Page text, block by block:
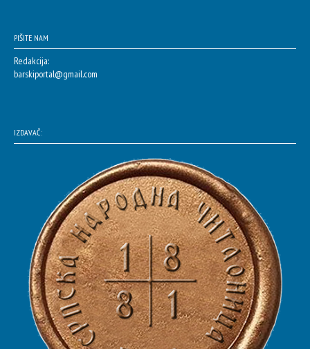
PIŠITE NAM
Redakcija:
barskiportal@gmail.com
IZDAVAČ: